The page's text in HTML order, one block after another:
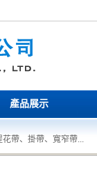
產品展示
帶、掛帶、寬窄帶...